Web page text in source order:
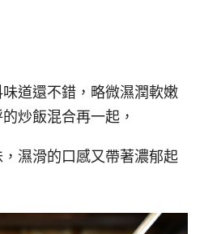
道還不錯，略微濕潤軟嫩
炒飯混合再一起，
濕滑的口感又帶著濃郁起